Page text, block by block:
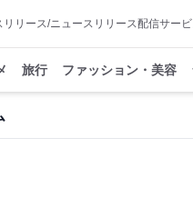
リリース/ニュースリリース配信サー
旅行 ファッション・美容